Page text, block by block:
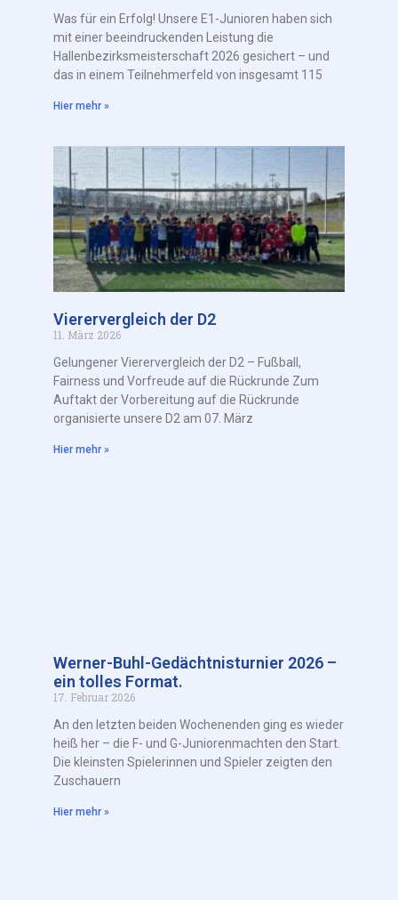
Was für ein Erfolg! Unsere E1-Junioren haben sich
mit einer beeindruckenden Leistung die
Hallenbezirksmeisterschaft 2026 gesichert – und
das in einem Teilnehmerfeld von insgesamt 115
Hier mehr »
Vierervergleich der D2
11. März 2026
Gelungener Vierervergleich der D2 – Fußball,
Fairness und Vorfreude auf die Rückrunde Zum
Auftakt der Vorbereitung auf die Rückrunde
organisierte unsere D2 am 07. März
Hier mehr »
Werner-Buhl-Gedächtnisturnier 2026 –
ein tolles Format.
17. Februar 2026
An den letzten beiden Wochenenden ging es wieder
heiß her – die F- und G-Juniorenmachten den Start.
Die kleinsten Spielerinnen und Spieler zeigten den
Zuschauern
Hier mehr »